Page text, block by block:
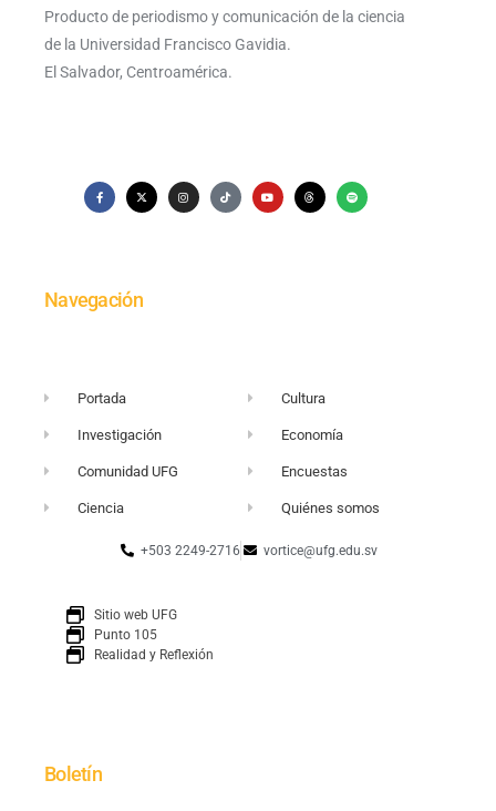
Producto de periodismo y comunicación de la ciencia
de la Universidad Francisco Gavidia.
El Salvador, Centroamérica.
Navegación
Portada
Investigación
Comunidad UFG
Ciencia
Cultura
Economía
Encuestas
Quiénes somos
+503 2249-2716 vortice@ufg.edu.sv
Sitio web UFG
Punto 105
Realidad y Reflexión
Boletín